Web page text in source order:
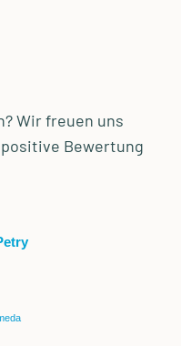
Wir freuen uns
Bewertung